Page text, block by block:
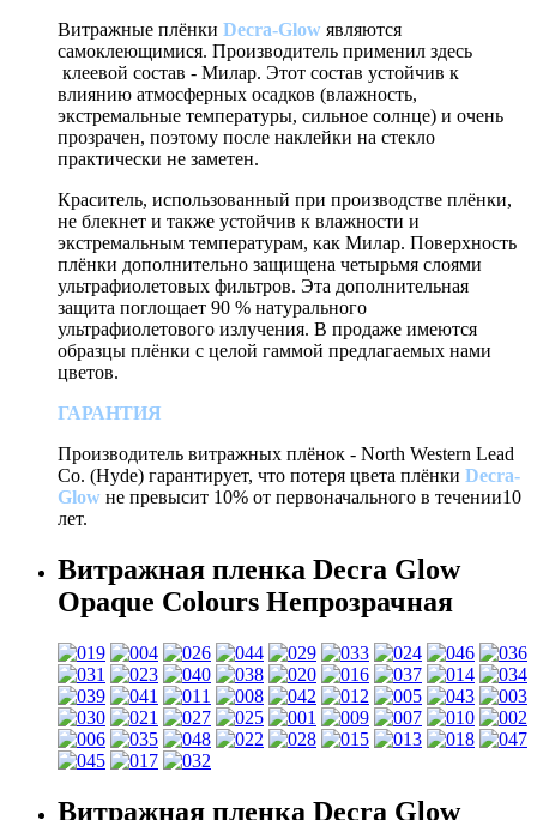
Витражные плёнки Decra-Glow являются
самоклеющимися. Производитель применил здесь
клеевой состав - Милар. Этот состав устойчив к
влиянию атмосферных осадков (влажность,
экстремальные температуры, сильное солнце) и очень
прозрачен, поэтому после наклейки на стекло
практически не заметен.
Краситель, использованный при производстве плёнки,
не блекнет и также устойчив к влажности и
экстремальным температурам, как Милар. Поверхность
плёнки дополнительно защищена четырьмя слоями
ультрафиолетовых фильтров. Эта дополнительная
защита поглощает 90 % натурального
ультрафиолетового излучения. В продаже имеются
образцы плёнки с целой гаммой предлагаемых нами
цветов.
ГАРАНТИЯ
Производитель витражных плёнок - North Western Lead
Co. (Hyde) гарантирует, что потеря цвета плёнки Decra-
Glow не превысит 10% от первоначального в течении10
лет.
Витражная пленка Decra Glow
Opaque Colours Непрозрачная
Витражная пленка Decra Glow